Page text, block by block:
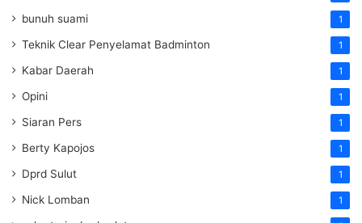
bunuh suami 1
Teknik Clear Penyelamat Badminton 1
Kabar Daerah 1
Opini 1
Siaran Pers 1
Berty Kapojos 1
Dprd Sulut 1
Nick Lomban 1